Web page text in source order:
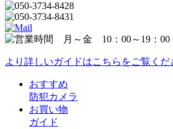
より詳しいガイドはこちらをご覧くだ
おすすめ
防犯カメラ
お買い物
ガイド